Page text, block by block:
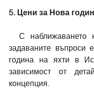
5. Цени за Нова
  С наближаването на 2026 г. един от най-често
задаваните
година на яхти в
зависимост от
концепция.